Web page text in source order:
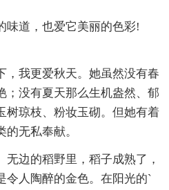
味道，也爱它美丽的色彩!
，我更爱秋天。她虽然没有春
；没有夏天那么生机盎然、郁
树琼枝、粉妆玉砌。但她有着
无私奉献。
边的稻野里，稻子成熟了，
令人陶醉的金色。在阳光的`